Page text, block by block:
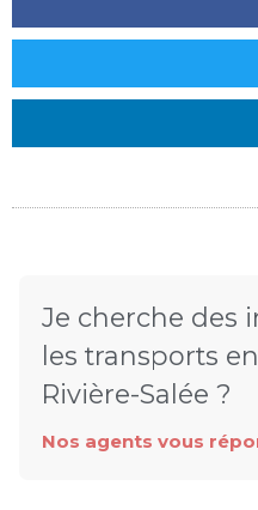
Je cherche des
les transports
Rivière-Salée ?
Nos agents vous